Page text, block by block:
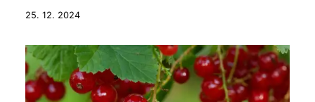
25. 12. 2024